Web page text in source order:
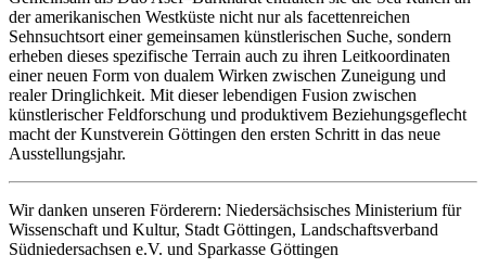
der amerikanischen Westküste nicht nur als facettenreichen
Sehnsuchtsort einer gemeinsamen künstlerischen Suche, sondern
erheben dieses spezifische Terrain auch zu ihren Leitkoordinaten
einer neuen Form von dualem Wirken zwischen Zuneigung und
realer Dringlichkeit. Mit dieser lebendigen Fusion zwischen
künstlerischer Feldforschung und produktivem Beziehungsgeflecht
macht der Kunstverein Göttingen den ersten Schritt in das neue
Ausstellungsjahr.
Wir danken unseren Förderern: Niedersächsisches Ministerium für
Wissenschaft und Kultur, Stadt Göttingen, Landschaftsverband
Südniedersachsen e.V. und Sparkasse Göttingen